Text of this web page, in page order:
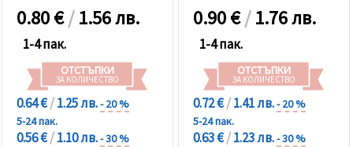
0.80€/1.56 лв.
1-4 пак.
ОТСТЪПКИ
ЗА КОЛИЧЕСТВО
0.64 €/1.25 лв.- 20 %
5-24 пак.
0.56 €/1.10 лв.- 30 %
0.90€/1.76 лв.
1-4 пак.
ОТСТЪПКИ
ЗА КОЛИЧЕСТВО
0.72 €/1.41 лв.- 20 %
5-24 пак.
0.63 €/1.23 лв.- 30 %